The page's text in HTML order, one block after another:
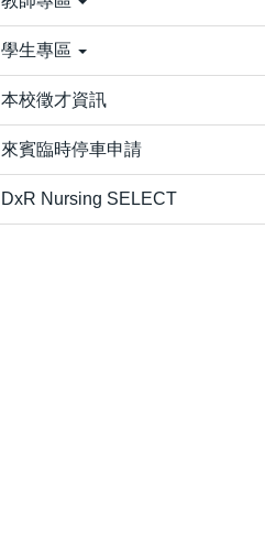
學生專區
本校徵才資訊
來賓臨時停車申請
DxR Nursing SELECT